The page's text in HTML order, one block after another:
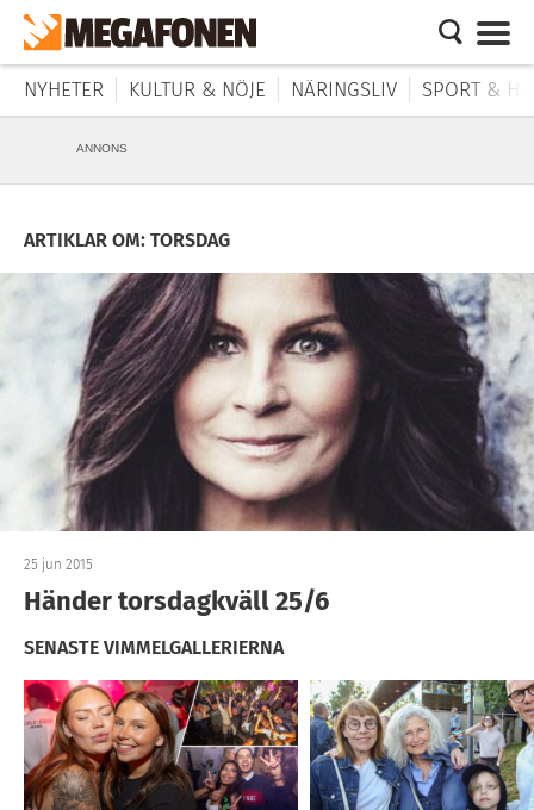
NYHETER KULTUR & NÖJE NÄRINGSLIV SPORT &
ANNONS
ARTIKLAR OM: TORSDAG
25 jun 2015
Händer torsdagkväll 25/6
SENASTE VIMMELGALLERIERNA